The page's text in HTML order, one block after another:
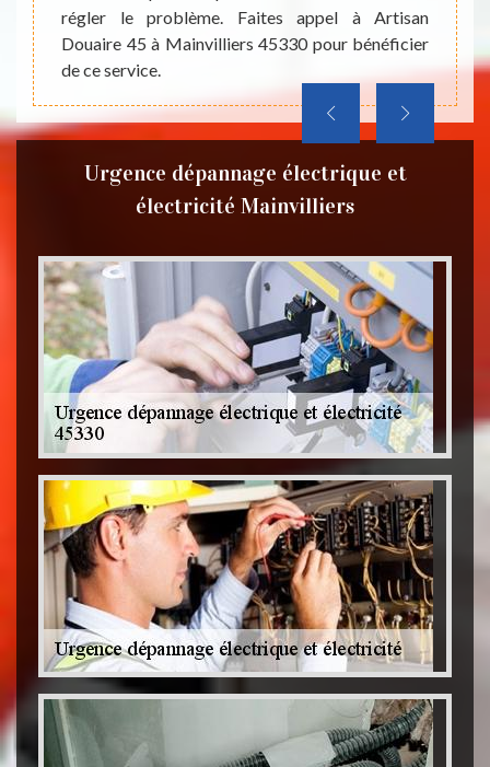
régler le problème. Faites appel à Artisan
Douaire 45 à Mainvilliers 45330 pour bénéficier
de ce service.
Urgence dépannage électrique et
électricité Mainvilliers